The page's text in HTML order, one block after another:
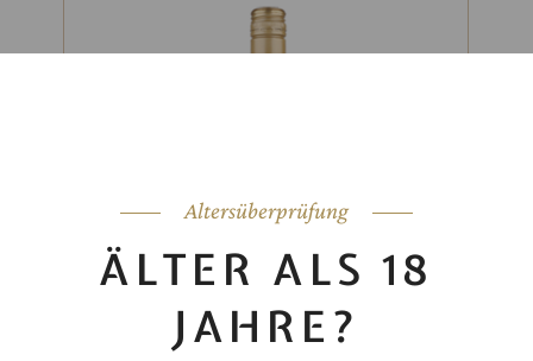
Altersüberprüfung
ÄLTER ALS 18
JAHRE?